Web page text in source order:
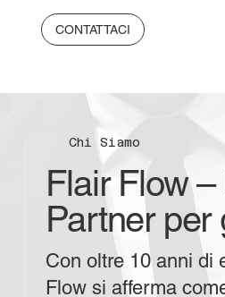
CONTATTACI
Chi Siamo
Flair Flow –
Partner per
Con oltre 10 anni di
Flow si afferma